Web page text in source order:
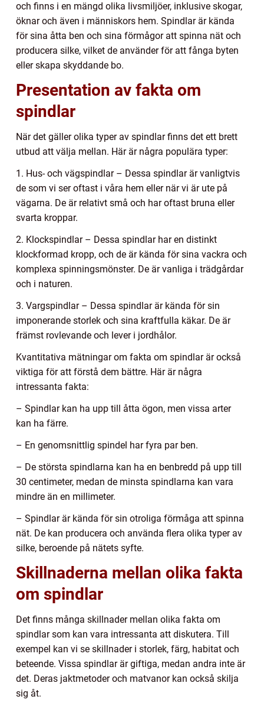
och finns i en mängd olika livsmiljöer, inklusive skogar,
öknar och även i människors hem. Spindlar är kända
för sina åtta ben och sina förmågor att spinna nät och
producera silke, vilket de använder för att fånga byten
eller skapa skyddande bo.
Presentation av fakta om
spindlar
När det gäller olika typer av spindlar finns det ett brett
utbud att välja mellan. Här är några populära typer:
1. Hus- och vägspindlar – Dessa spindlar är vanligtvis
de som vi ser oftast i våra hem eller när vi är ute på
vägarna. De är relativt små och har oftast bruna eller
svarta kroppar.
2. Klockspindlar – Dessa spindlar har en distinkt
klockformad kropp, och de är kända för sina vackra och
komplexa spinningsmönster. De är vanliga i trädgårdar
och i naturen.
3. Vargspindlar – Dessa spindlar är kända för sin
imponerande storlek och sina kraftfulla käkar. De är
främst rovlevande och lever i jordhålor.
Kvantitativa mätningar om fakta om spindlar är också
viktiga för att förstå dem bättre. Här är några
intressanta fakta:
– Spindlar kan ha upp till åtta ögon, men vissa arter
kan ha färre.
– En genomsnittlig spindel har fyra par ben.
– De största spindlarna kan ha en benbredd på upp till
30 centimeter, medan de minsta spindlarna kan vara
mindre än en millimeter.
– Spindlar är kända för sin otroliga förmåga att spinna
nät. De kan producera och använda flera olika typer av
silke, beroende på nätets syfte.
Skillnaderna mellan olika fakta
om spindlar
Det finns många skillnader mellan olika fakta om
spindlar som kan vara intressanta att diskutera. Till
exempel kan vi se skillnader i storlek, färg, habitat och
beteende. Vissa spindlar är giftiga, medan andra inte är
det. Deras jaktmetoder och matvanor kan också skilja
sig åt.